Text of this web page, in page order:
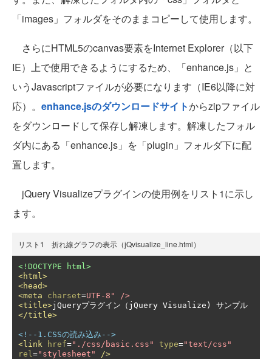
「images」フォルダをそのままコピーして使用します。
さらにHTML5のcanvas要素をInternet Explorer（以下
IE）上で使用できるようにするため、「enhance.js」と
いうJavascriptファイルが必要になります（IE6以降に対
応）。 enhance.jsのダウンロードサイトからzipファイル
をダウンロードして保存し解凍します。解凍したフォル
ダ内にある「enhance.js」を「plugin」フォルダ下に配
置します。
jQuery Visualizeプラグインの使用例をリスト1に示し
ます。
リスト1 折れ線グラフの表示（jQvisualize_line.html）
<!DOCTYPE html>
<html>
<head>
<meta
charset=UTF-8" />
<title>jQueryプラグイン（jQuery Visualize) サンプル
</title>
<!--1.CSSの読み込み-->
<link
href="./css/basic.css" type="text/css"
rel ="stylesheet" />